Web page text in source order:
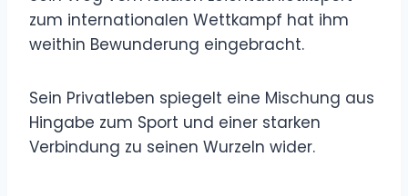
zum internationalen Wettkampf hat ihm
weithin Bewunderung eingebracht.
Sein Privatleben spiegelt eine Mischung aus
Hingabe zum Sport und einer starken
Verbindung zu seinen Wurzeln wider.